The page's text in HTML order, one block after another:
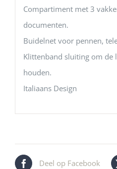
Compartiment met 3
documenten.
Buidelnet voor pennen,
Klittenband sluiting om de
houden.
Italiaans Design
Deel op Facebook